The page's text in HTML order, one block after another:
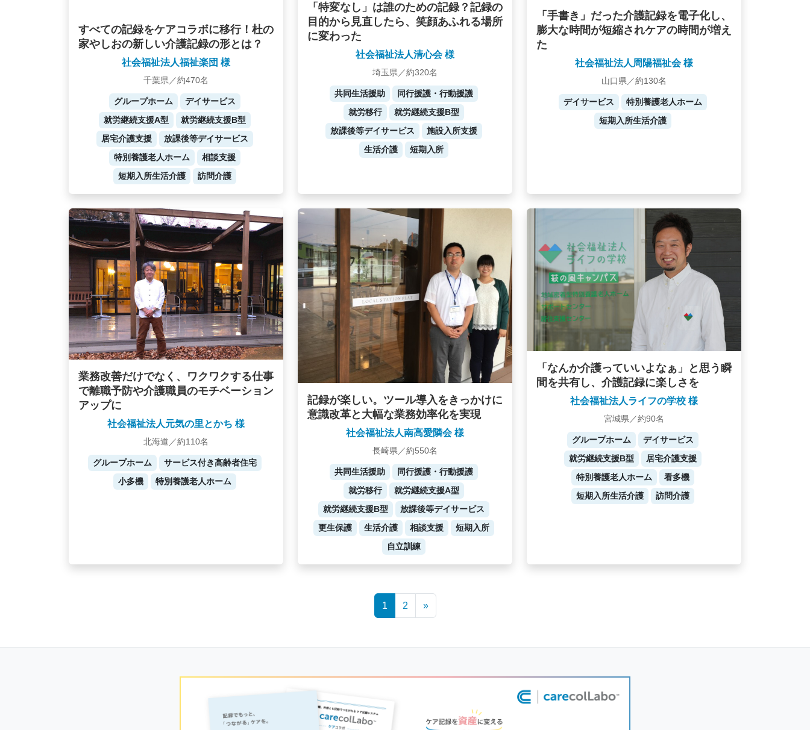
すべての記録をケアコラボに移行！杜の
家やしおの新しい介護記録の形とは？
社会福祉法人福祉楽団 様
千葉県／約470名
グループホーム
デイサービス
就労継続支援A型
就労継続支援B型
居宅介護支援
放課後等デイサービス
特別養護老人ホーム
相談支援
短期入所生活介護
訪問介護
「特変なし」は誰のための記録？記録の
目的から見直したら、笑顔あふれる場所
に変わった
社会福祉法人清心会 様
埼玉県／約320名
共同生活援助
同行援護・行動援護
就労移行
就労継続支援B型
放課後等デイサービス
施設入所支援
生活介護
短期入所
「手書き」だった介護記録を電子化し、
膨大な時間が短縮されケアの時間が増え
た
社会福祉法人周陽福祉会 様
山口県／約130名
デイサービス
特別養護老人ホーム
短期入所生活介護
業務改善だけでなく、ワクワクする仕事
で離職予防や介護職員のモチベーション
アップに
社会福祉法人元気の里とかち 様
北海道／約110名
グループホーム
サービス付き高齢者住宅
小多機
特別養護老人ホーム
記録が楽しい。ツール導入をきっかけに
意識改革と大幅な業務効率化を実現
社会福祉法人南高愛隣会 様
長崎県／約550名
共同生活援助
同行援護・行動援護
就労移行
就労継続支援A型
就労継続支援B型
放課後等デイサービス
更生保護
生活介護 相談支援
短期入所
自立訓練
「なんか介護っていいよなぁ」と思う瞬
間を共有し、介護記録に楽しさを
社会福祉法人ライフの学校 様
宮城県／約90名
グループホーム
デイサービス
就労継続支援B型
居宅介護支援
特別養護老人ホーム
看多機
短期入所生活介護
訪問介護
1 2 »